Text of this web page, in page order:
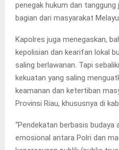
penegak hukum dan
bagian dari masyarakat
Kapolres juga menegaskan,
kepolisian dan kearifan lokal
saling berlawanan. Tapi
kekuatan yang saling
keamanan dan ketertiban
Provinsi Riau, khususnya di
“Pendekatan berbasis budaya
emosional antara Polri dan